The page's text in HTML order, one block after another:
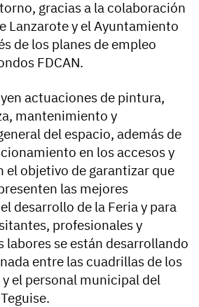
gracias a la colaboración
Lanzarote y el Ayuntamiento
de los planes de empleo
FDCAN.
actuaciones de pintura,
mantenimiento y
del espacio, además de
en los accesos y
el objetivo de garantizar que
las mejores
desarrollo de la Feria y para
profesionales y
labores se están desarrollando
entre las cuadrillas de los
el personal municipal del